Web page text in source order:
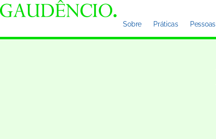
Sobre Práticas Pessoas